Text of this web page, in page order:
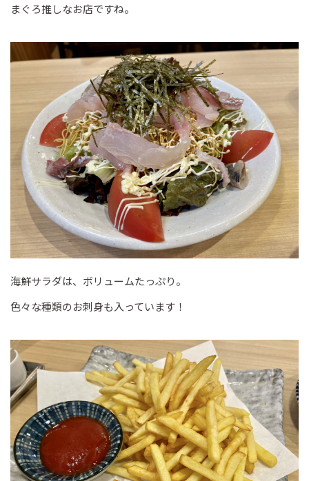
まぐろ推しなお店ですね。
海鮮サラダは、ボリュームたっぷり。
色々な種類のお刺身も入っています！